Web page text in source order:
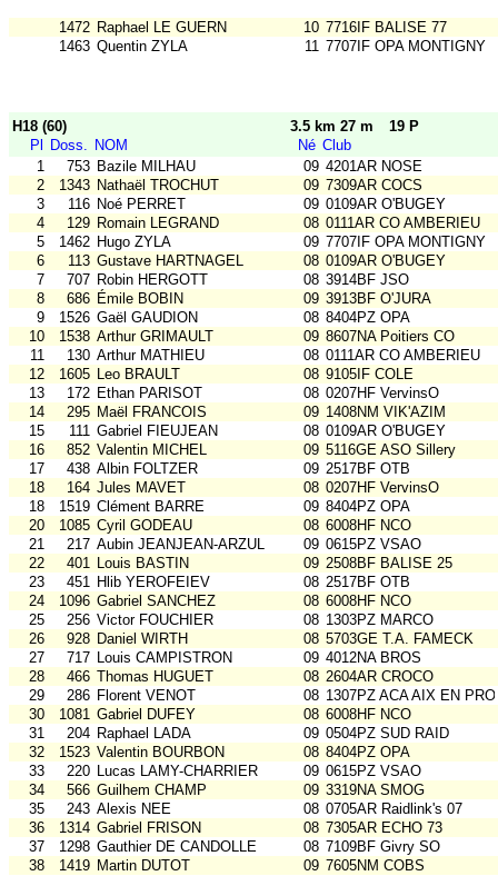
1472 Raphael LE GUERN 10 7716IF BALISE 77
1463 Quentin ZYLA 11 7707IF OPA MONTIGNY
H18 (60) 3.5 km 27 m
19 P
Pl
Doss. NOM Né Club
1
753 Bazile MILHAU 09 4201AR NOSE
2
1343 Nathaël TROCHUT 09 7309AR COCS
3
116 Noé PERRET 09 0109AR O'BUGEY
4
129 Romain LEGRAND 08 0111AR CO AMBERIEU
5
1462 Hugo ZYLA 09 7707IF OPA MONTIGNY
6
113 Gustave HARTNAGEL 08 0109AR O'BUGEY
7
707 Robin HERGOTT 08 3914BF JSO
8
686 Émile BOBIN 09 3913BF O'JURA
9
1526 Gaël GAUDION 08 8404PZ OPA
10
1538 Arthur GRIMAULT 09 8607NA Poitiers CO
11
130 Arthur MATHIEU 08 0111AR CO AMBERIEU
12
1605 Leo BRAULT 08 9105IF COLE
13
172 Ethan PARISOT 08 0207HF VervinsO
14
295 Maël FRANCOIS 09 1408NM VIK'AZIM
15
111 Gabriel FIEUJEAN 08 0109AR O'BUGEY
16
852 Valentin MICHEL 09 5116GE ASO Sillery
17
438 Albin FOLTZER 09 2517BF OTB
18
164 Jules MAVET 08 0207HF VervinsO
18
1519 Clément BARRE 09 8404PZ OPA
20
1085 Cyril GODEAU 08 6008HF NCO
21
217 Aubin JEANJEAN-ARZUL 09 0615PZ VSAO
22
401 Louis BASTIN 09 2508BF BALISE 25
23
451 Hlib YEROFEIEV 08 2517BF OTB
24
1096 Gabriel SANCHEZ 08 6008HF NCO
25
256 Victor FOUCHIER 08 1303PZ MARCO
26
928 Daniel WIRTH 08 5703GE T.A. FAMECK
27
717 Louis CAMPISTRON 09 4012NA BROS
28
466 Thomas HUGUET 08 2604AR CROCO
29
286 Florent VENOT 08 1307PZ ACA AIX EN
30
1081 Gabriel DUFEY 08 6008HF NCO
31
204 Raphael LADA 09 0504PZ SUD RAID
32
1523 Valentin BOURBON 08 8404PZ OPA
33
220 Lucas LAMY-CHARRIER 09 0615PZ VSAO
34
566 Guilhem CHAMP 09 3319NA SMOG
35
243 Alexis NEE 08 0705AR Raidlink's 07
36
1314 Gabriel FRISON 08 7305AR ECHO 73
37
1298 Gauthier DE CANDOLLE 08 7109BF Givry SO
38
1419 Martin DUTOT 09 7605NM COBS